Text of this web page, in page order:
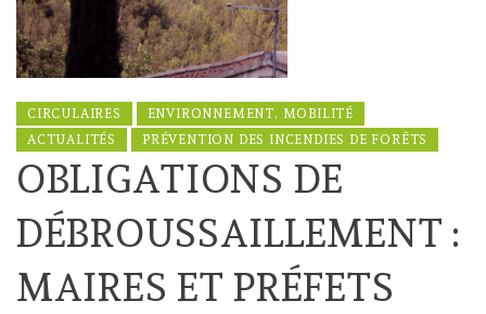
CIRCULAIRES
ENVIRONNEMENT, MOBILITÉ
ACTUALITÉS
PRÉVENTION DES INCENDIES DE FORÊTS
OBLIGATIONS DE
DÉBROUSSAILLEMENT :
MAIRES ET PRÉFETS